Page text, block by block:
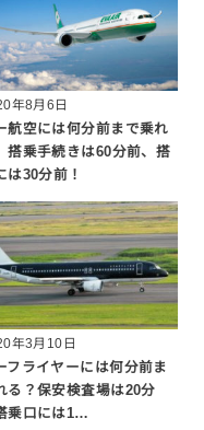
年8月6日
航空には何分前まで乗れ
乗手続きは60分前、搭
は30分前！
年3月10日
フライヤーには何分前ま
る？保安検査場は20分
乗口には1…